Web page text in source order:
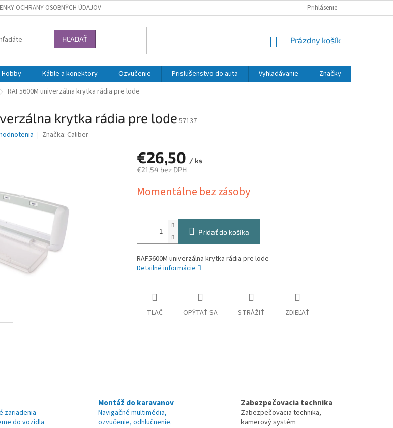
OCHRANY OSOBNÝCH ÚDAJOV Prihlásenie
HĽADAŤ
NÁKUPNÝ
Prázdny košík
Káble a konektory Ozvučenie Prislušenstvo do auta Vyhladávanie
Značky
RAF5600M univerzálna krytka rádia pre lode
krytka rádia pre lode57137
Značka: Caliber
€26,50 / ks
€21,54 bez DPH
cena:
Momentálne bez zásoby
Pridať do košíka
RAF5600M univerzálna krytka rádia pre lode
Detailné informácie
TLAČ OPÝTAŤ SA STRÁŽIŤ ZDIEĽAŤ
zariadenia
do vozidla
Montáž do karavanov
Navigačné multimédia,
ozvučenie, odhlučnenie.
Zabezpečovacia technika
Zabezpečovacia technika,
kamerový systém